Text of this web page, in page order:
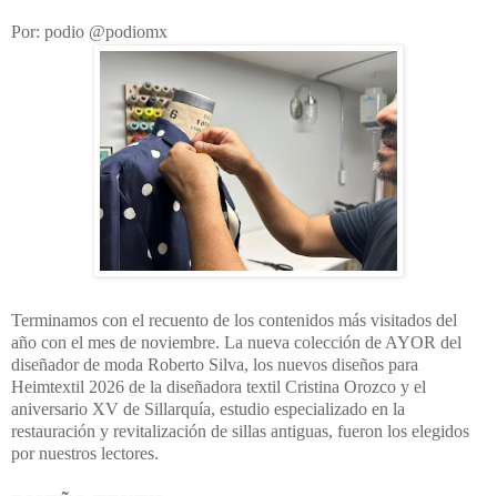
Por: podio @podiomx
Terminamos con el recuento de los contenidos más visitados del
año con el mes de noviembre. La nueva colección de AYOR del
diseñador de moda Roberto Silva, los nuevos diseños para
Heimtextil 2026 de la diseñadora textil Cristina Orozco y el
aniversario XV de Sillarquía, estudio especializado en la
restauración y revitalización de sillas antiguas, fueron los elegidos
por nuestros lectores.